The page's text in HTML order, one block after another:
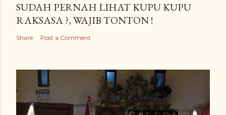
SUDAH PERNAH LIHAT KUPU KUPU
RAKSASA ?, WAJIB TONTON !
Share Post a Comment